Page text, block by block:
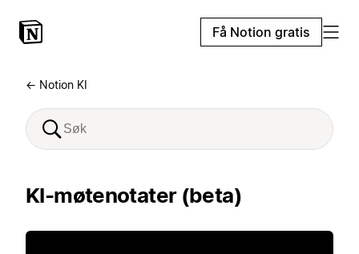
Få Notion gratis
← Notion KI
KI-møtenotater (beta)